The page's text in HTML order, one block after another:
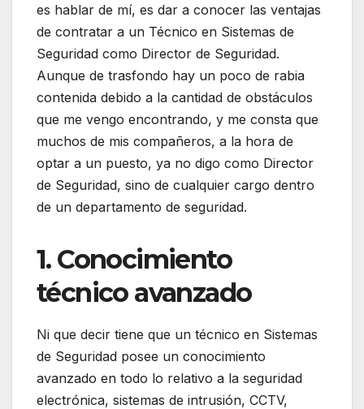
es hablar de mí, es dar a conocer las ventajas
de contratar a un Técnico en Sistemas de
Seguridad como Director de Seguridad.
Aunque de trasfondo hay un poco de rabia
contenida debido a la cantidad de obstáculos
que me vengo encontrando, y me consta que
muchos de mis compañeros, a la hora de
optar a un puesto, ya no digo como Director
de Seguridad, sino de cualquier cargo dentro
de un departamento de seguridad.
1. Conocimiento
técnico avanzado
Ni que decir tiene que un técnico en Sistemas
de Seguridad posee un conocimiento
avanzado en todo lo relativo a la seguridad
electrónica, sistemas de intrusión, CCTV,